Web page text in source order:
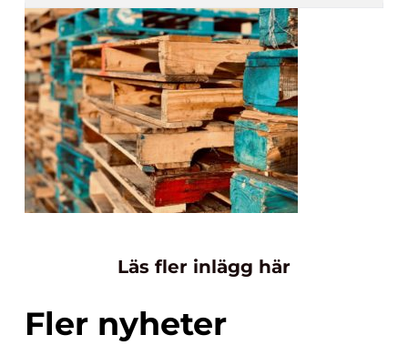
Läs fler inlägg här
Fler nyheter